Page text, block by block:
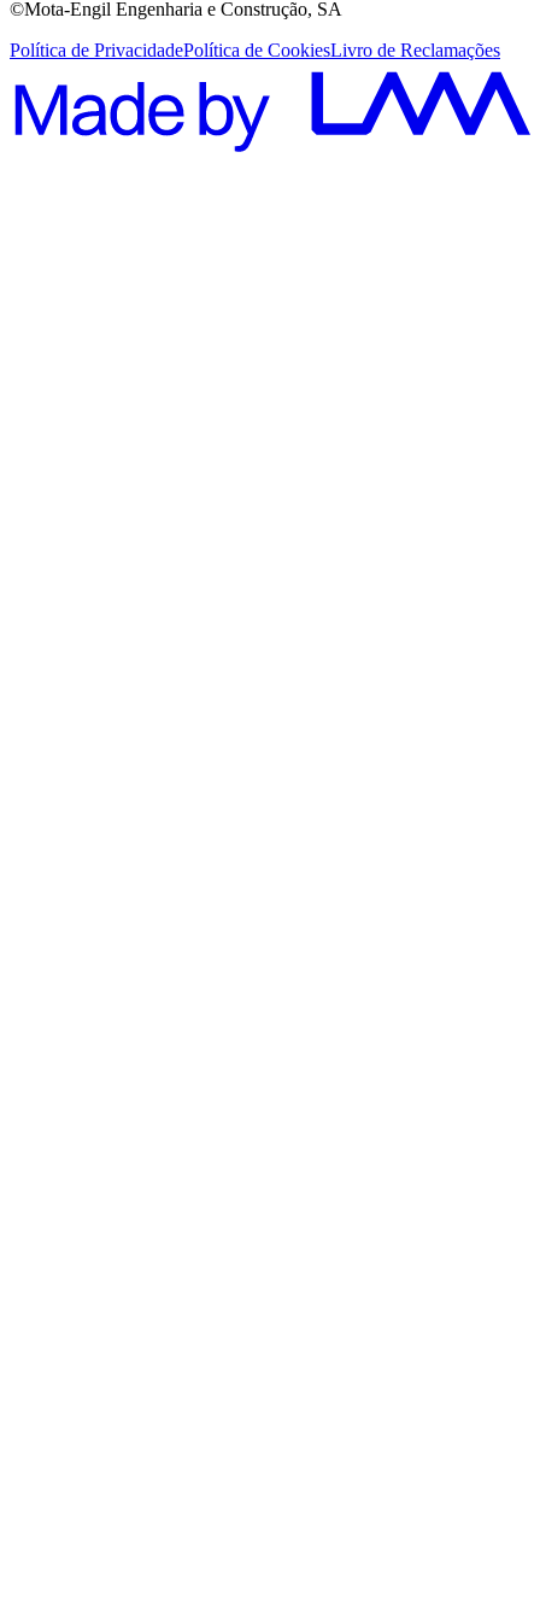
©Mota-Engil Engenharia e Construção, SA
Política de PrivacidadePolítica de CookiesLivro de Reclamações